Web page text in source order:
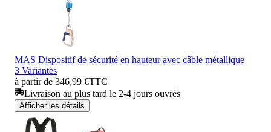
MAS Dispositif de sécurité en hauteur avec câble métallique
3 Variantes
à partir de 346,99 €TTC
Livraison au plus tard le 2-4 jours ouvrés
Afficher les détails